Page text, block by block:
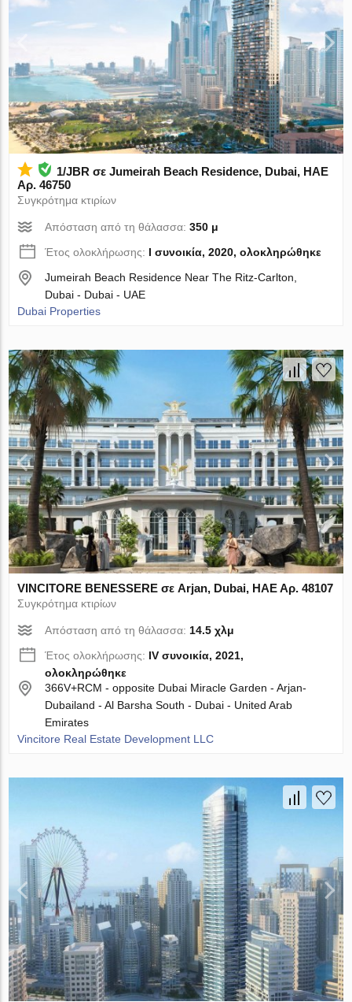
1/JBR σε Jumeirah Beach Residence, Dubai, ΗΑΕ
Αρ. 46750
Συγκρότημα κτιρίων
Απόσταση από τη θάλασσα:350 μ
Έτος ολοκλήρωσης: I συνοικία, 2020, ολοκληρώθηκε
Jumeirah Beach Residence Near The Ritz-Carlton,
Dubai - Dubai - UAE
Dubai Properties
VINCITORE BENESSERE σε Arjan, Dubai, ΗΑΕ Αρ. 48107
Συγκρότημα κτιρίων
Απόσταση από τη θάλασσα: 14.5 χλμ
Έτος ολοκλήρωσης: IV συνοικία, 2021,
ολοκληρώθηκε
366V+RCM - opposite Dubai Miracle Garden - Arjan-
Dubailand - Al Barsha South - Dubai - United Arab
Emirates
Vincitore Real Estate Development LLC